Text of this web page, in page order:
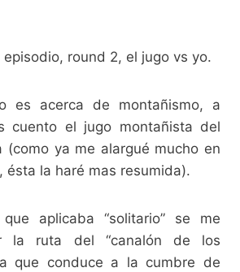
round 2, el jugo vs yo.
es acerca de montañismo, a
cuento el jugo montañista del
(como ya me alargué mucho en
ésta la haré mas resumida).
aplicaba “solitario” se me
la ruta del “canalón de los
que conduce a la cumbre de